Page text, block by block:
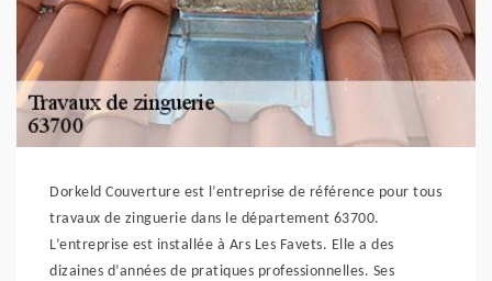
Dorkeld Couverture est l’entreprise de référence pour tous
travaux de zinguerie dans le département 63700.
L’entreprise est installée à Ars Les Favets. Elle a des
dizaines d’années de pratiques professionnelles. Ses